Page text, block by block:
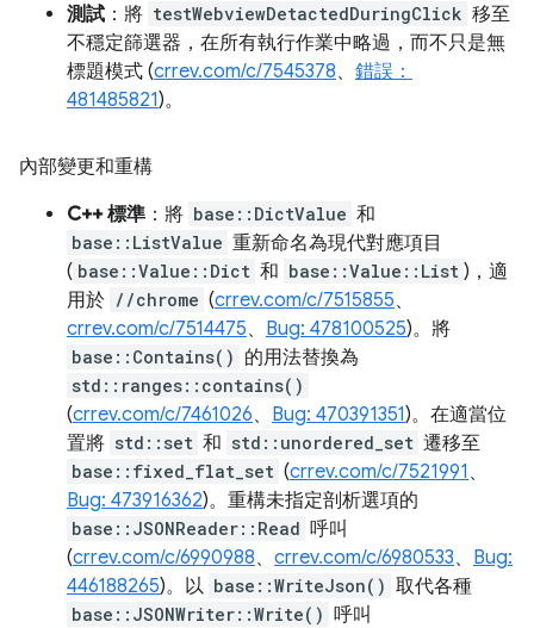
測試 ：將 testWebviewDetactedDuringClick 移至
不穩定篩選器，在所有執行作業中略過，而不只是無
標題模式 (crrev.com/c/7545378、 錯誤：
481485821)。
內部變更和重構
C++ 標準 ：將 base::DictValue 和
base::ListValue 重新命名為現代對應項目
( base::Value::Dict 和 base::Value::List )，適
用於 //chrome (crrev.com/c/7515855、
crrev.com/c/7514475、 Bug: 478100525)。將
base::Contains() 的用法替換為
std::ranges::contains()
(crrev.com/c/7461026、 Bug: 470391351)。在適當位
置將 std::set 和 std::unordered_set 遷移至
base::fixed_flat_set (crrev.com/c/7521991 、
Bug: 473916362)。重構未指定剖析選項的
base::JSONReader::Read 呼叫
(crrev.com/c/6990988、 crrev.com/c/6980533、 Bug:
446188265)。以 base::WriteJson() 取代各種
base::JSONWriter::Write() 呼叫